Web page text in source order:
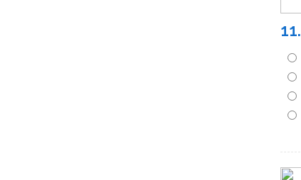
11.